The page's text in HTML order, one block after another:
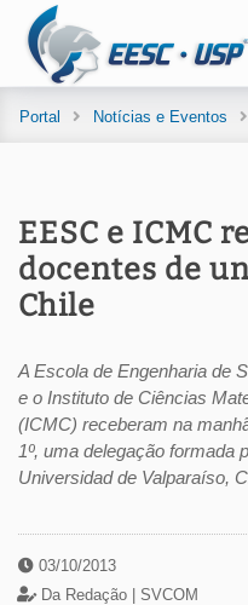
Portal Notícias e Eventos
EESC e ICMC
docentes de
Chile
A Escola de Engenharia de
e o Instituto de Ciências
(ICMC) receberam na
1º, uma delegação formada
Universidad de Valparaíso,
03/10/2013
Da Redação | SVCOM